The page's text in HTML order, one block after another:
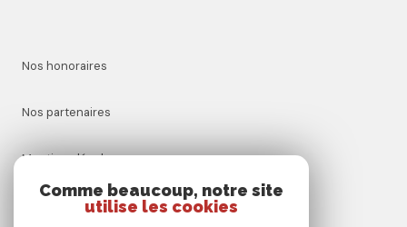
Nos honoraires
Nos partenaires
Mentions légales
Comme beaucoup, notre site
utilise les cookies